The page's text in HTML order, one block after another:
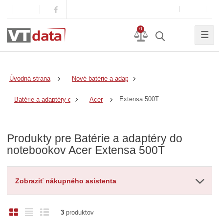
0
☰
Úvodná strana Nové batérie a adaptéry
Batérie a adaptéry do notebookov
Acer Extensa 500T
Produkty pre Batérie a adaptéry do
notebookov Acer Extensa 500T
Zobraziť nákupného asistenta
O
R
3produktov